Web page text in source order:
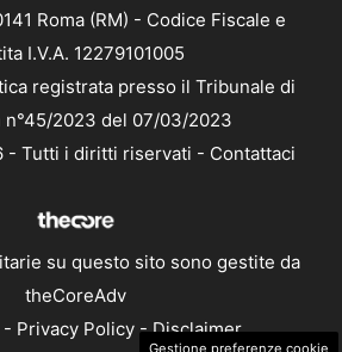
Roma (RM) - Codice Fiscale e
I.V.A. 12279101005
registrata presso il Tribunale di
n°45/2023 del 07/03/2023
- Tutti i diritti riservati - Contattaci
su questo sito sono gestite da
theCoreAdv
- Privacy Policy-Disclaimer
Gestione preferenze cookie